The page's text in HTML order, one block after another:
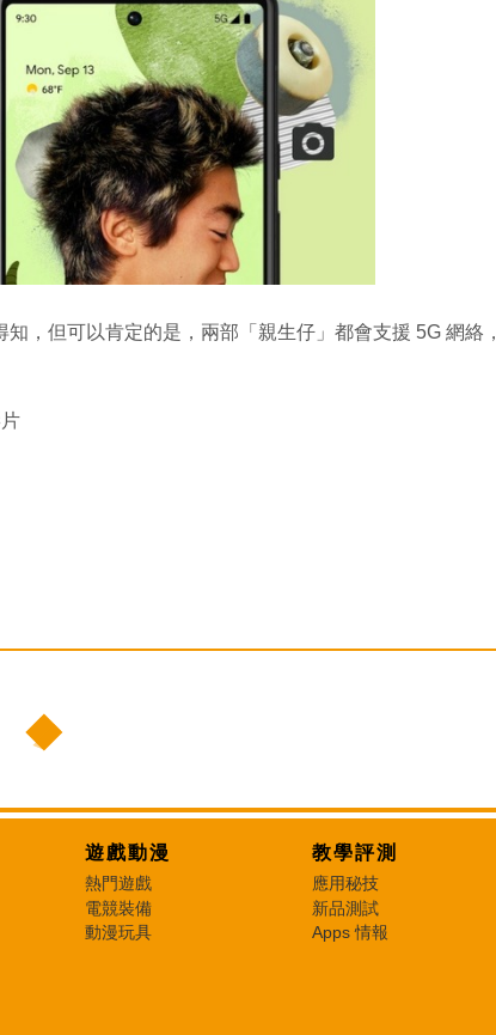
，但可以肯定的是，兩部「親生仔」都會支援 5G 網絡，
遊戲動漫
熱門遊戲
電競裝備
動漫玩具
教學評測
應用秘技
新品測試
Apps 情報